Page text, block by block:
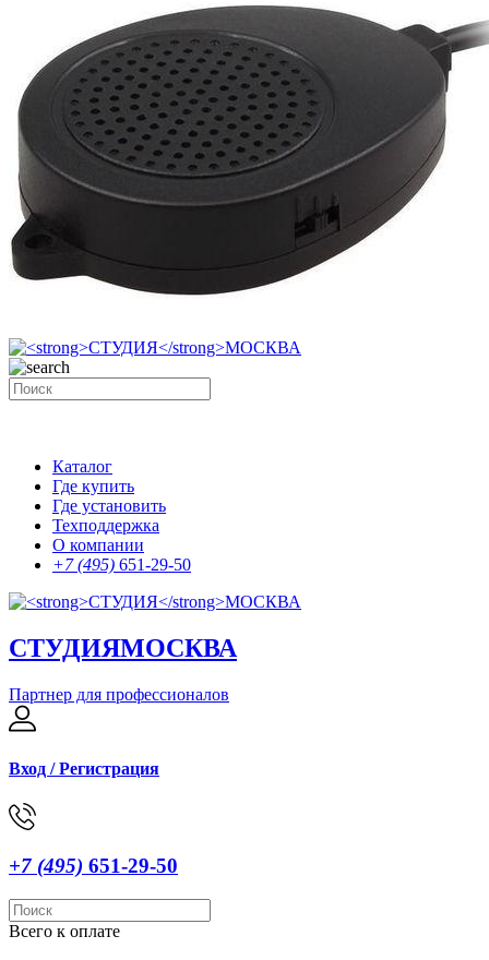
Каталог
Где купить
Где установить
Техподдержка
О компании
+7 (495) 651-29-50
СТУДИЯМОСКВА
Партнер для профессионалов
Вход / Регистрация
+7 (495) 651-29-50
Всего к оплате